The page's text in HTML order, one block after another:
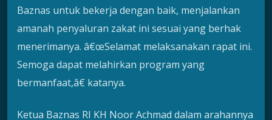
Baznas untuk bekerja dengan baik, menjalankan
amanah penyaluran zakat ini sesuai yang berhak
menerimanya. â€œSelamat melaksanakan rapat ini.
Semoga dapat melahirkan program yang
bermanfaat,â€ katanya.
Ketua Baznas RI KH Noor Achmad dalam arahannya